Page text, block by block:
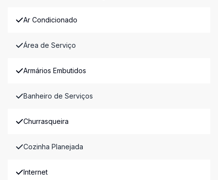
Ar Condicionado
Área de Serviço
Armários Embutidos
Banheiro de Serviços
Churrasqueira
Cozinha Planejada
Internet